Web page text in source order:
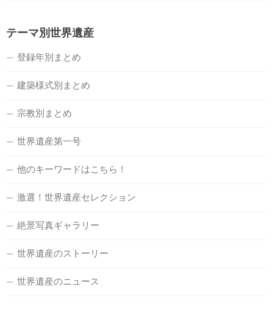
テーマ別世界遺産
登録年別まとめ
建築様式別まとめ
宗教別まとめ
世界遺産第一号
他のキーワードはこちら！
激選！世界遺産セレクション
絶景写真ギャラリー
世界遺産のストーリー
世界遺産のニュース